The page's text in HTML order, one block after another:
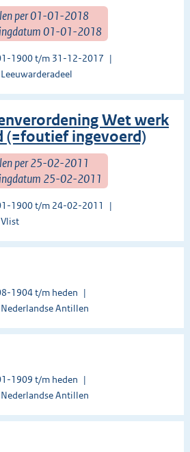
per 01-01-2018
01-01-2018
1900 t/m 31-12-2017
Wet werk
(=foutief ingevoerd)
per 25-02-2011
25-02-2011
1900 t/m 24-02-2011
1904 t/m heden
Antillen
1909 t/m heden
Antillen